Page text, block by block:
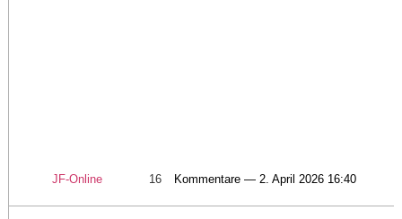
JF-Online 16 Kommentare — 2. April 2026 16:40